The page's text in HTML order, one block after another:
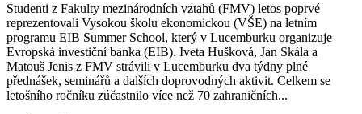
Studenti z Fakulty mezinárodních vztahů (FMV) letos poprvé
reprezentovali Vysokou školu ekonomickou (VŠE) na letním
programu EIB Summer School, který v Lucemburku organizuje
Evropská investiční banka (EIB). Iveta Hušková, Jan Skála a
Matouš Jenis z FMV strávili v Lucemburku dva týdny plné
přednášek, seminářů a dalších doprovodných aktivit. Celkem se
letošního ročníku zúčastnilo více než 70 zahraničních...